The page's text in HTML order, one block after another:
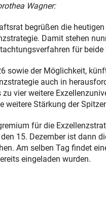
Wagner:
begrüßen die
Damit stehen
für
der Möglichkeit,
auch in
vier weitere
Stärkung der
für die
15. Dezember ist dann
Am selben Tag findet
eingeladen wurden.